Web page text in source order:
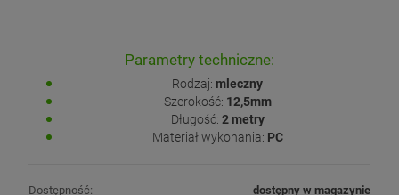
Parametry techniczne:
Rodzaj: mleczny
Szerokość: 12,5mm
Długość: 2 metry
Materiał wykonania: PC
Dostępność: dostępny w magazynie